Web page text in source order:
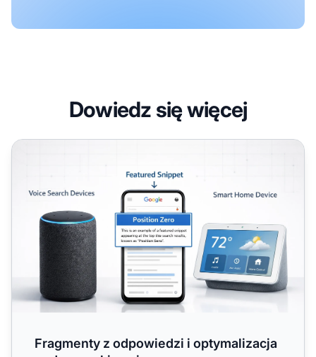
Dowiedz się więcej
Fragmenty z odpowiedzi i optymalizacja pod
Fragmenty z odpowiedzi i optymalizacja